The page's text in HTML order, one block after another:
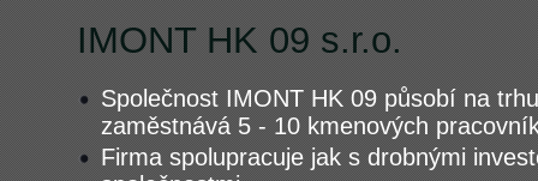
IMONT HK 09 s.r.o.
Společnost IMONT HK 09 působí na
zaměstnává 5 - 10 kmenových
Firma spolupracuje jak s drobnými